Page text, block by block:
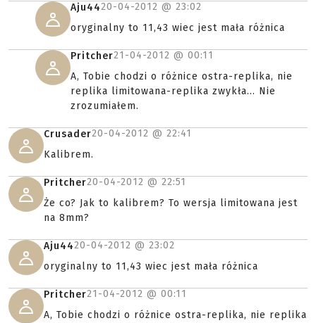
Aju4420-04-2012 @ 23:02
oryginalny to 11,43 wiec jest mała różnica
Pritcher21-04-2012 @ 00:11
A, Tobie chodzi o różnice ostra-replika, nie
replika limitowana-replika zwykła... Nie
zrozumiałem.
Crusader20-04-2012 @ 22:41
Kalibrem.
Pritcher20-04-2012 @ 22:51
Że co? Jak to kalibrem? To wersja limitowana jest
na 8mm?
Aju4420-04-2012 @ 23:02
oryginalny to 11,43 wiec jest mała różnica
Pritcher21-04-2012 @ 00:11
A, Tobie chodzi o różnice ostra-replika, nie replika